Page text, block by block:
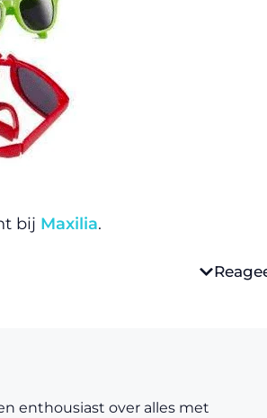
bij Maxilia.
enthousiast over alles met